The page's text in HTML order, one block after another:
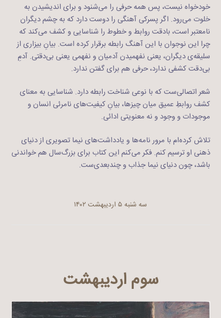
خودخواه نیست، پس همه حرفی را می‌شنود و برای اندیشیدن به
خلوت می‌رود. اگر پسرکی آهنگی را دوست دارد که به ‌چشم دیگران
نامعتبر است، بادقت روابط و خطوط را شناسایی و کشف می‌کند که
چرا این نوجوان با این آهنگ رابطه برقرار کرده است. بیانِ بیزاری از
سلیقه‌ی دیگران، یعنی نفهمیدن آدمیان و نفهمی یعنی بی‌دقتی. آدمِ
بی‌دقت کشفی ندارد، حرفی هم برای گفتن ندارد.
شعر اتصالی‌ست که با نوعی شناخت رابطه دارد. شناسایی به معنای
کشف روابطِ‌ عمیق میان چیزها، بیانِ کیفیت‌های نامرئی انسان و
موجودات و وجود و نه معنویتی ادائی.
تلاش کرده‌ام با مرور نامه‌ها و یادداشت‌های نیما تصویری از دنیای
ذهنی او ترسیم کنم. فکر می‌کنم این کتاب برای بزرگ‌سال هم خواندنی‌
باشد، چون دنیای نیما جذاب و چندبعدی‌ست.
سه شنبه ۵ اردیبهشت ۱۴۰۲
سوم اردیبهشت